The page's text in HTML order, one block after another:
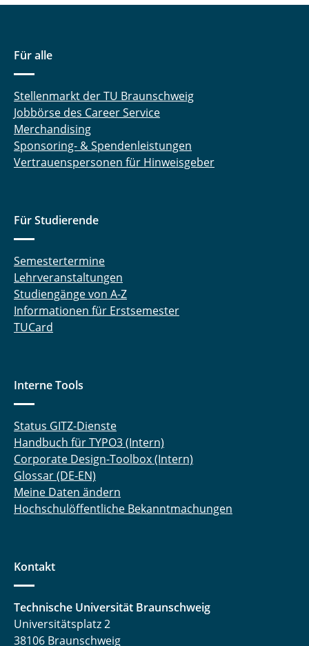
Für alle
Stellenmarkt der TU Braunschweig
Jobbörse des Career Service
Merchandising
Sponsoring- & Spendenleistungen
Vertrauenspersonen für Hinweisgeber
Für Studierende
Semestertermine
Lehrveranstaltungen
Studiengänge von A-Z
Informationen für Erstsemester
TUCard
Interne Tools
Status GITZ-Dienste
Handbuch für TYPO3 (Intern)
Corporate Design-Toolbox (Intern)
Glossar (DE-EN)
Meine Daten ändern
Hochschulöffentliche Bekanntmachungen
Kontakt
Technische Universität Braunschweig
Universitätsplatz 2
38106 Braunschweig